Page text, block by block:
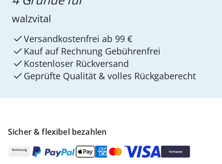
Sicher & flexibel bezahlen
walzvital
Versandkostenfrei ab 99 €
Kauf auf Rechnung Gebührenfrei
Kostenloser Rückversand
Geprüfte Qualität & volles Rückgaberecht